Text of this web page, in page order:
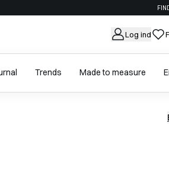
Log ind
Trends Made to measure